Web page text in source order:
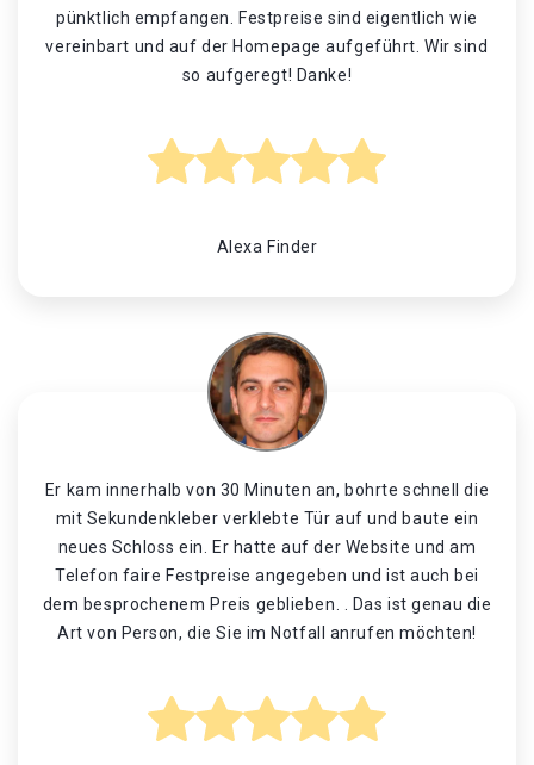
pünktlich empfangen. Festpreise sind eigentlich wie
vereinbart und auf der Homepage aufgeführt. Wir sind
so aufgeregt! Danke!
Alexa Finder
Er kam innerhalb von 30 Minuten an, bohrte schnell die
mit Sekundenkleber verklebte Tür auf und baute ein
neues Schloss ein. Er hatte auf der Website und am
Telefon faire Festpreise angegeben und ist auch bei
dem besprochenem Preis geblieben. . Das ist genau die
Art von Person, die Sie im Notfall anrufen möchten!